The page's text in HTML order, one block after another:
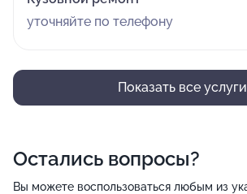
уточняйте по телефону
Показать все услуги
Остались вопросы?
Вы можете воспользоваться любым из